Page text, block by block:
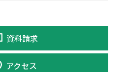
資料請求
アクセス